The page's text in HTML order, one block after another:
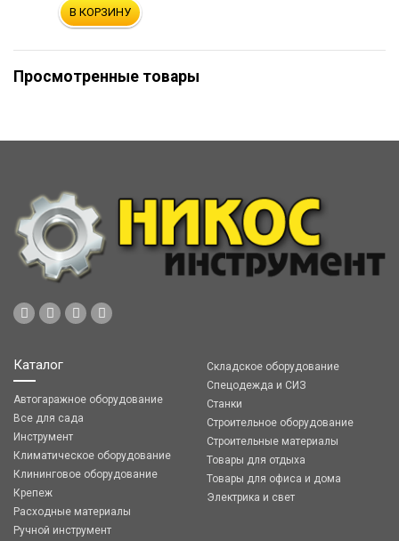
В КОРЗИНУ
Просмотренные товары
Каталог
Автогаражное оборудование
Все для сада
Инструмент
Климатическое оборудование
Клининговое оборудование
Крепеж
Расходные материалы
Ручной инструмент
Складское оборудование
Спецодежда и СИЗ
Станки
Строительное оборудование
Строительные материалы
Товары для отдыха
Товары для офиса и дома
Электрика и свет